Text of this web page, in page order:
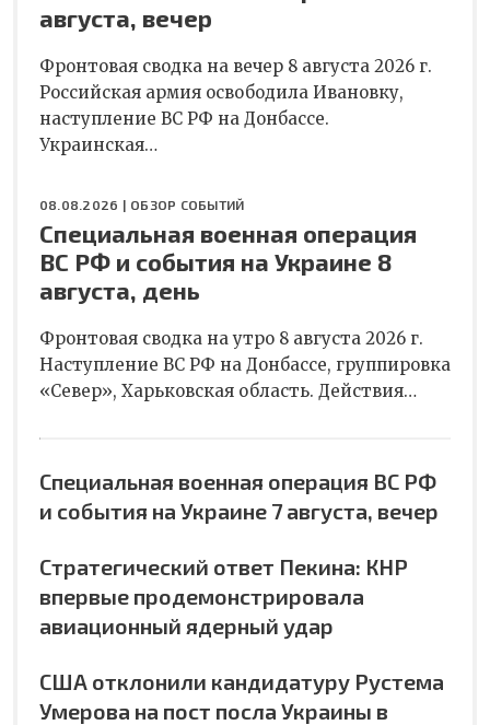
августа, вечер
Фронтовая сводка на вечер 8 августа 2026 г.
Российская армия освободила Ивановку,
наступление ВС РФ на Донбассе.
Украинская…
08.08.2026 | ОБЗОР СОБЫТИЙ
Специальная военная операция
ВС РФ и события на Украине 8
августа, день
Фронтовая сводка на утро 8 августа 2026 г.
Наступление ВС РФ на Донбассе, группировка
«Север», Харьковская область. Действия…
Специальная военная операция ВС РФ
и события на Украине 7 августа, вечер
Стратегический ответ Пекина: КНР
впервые продемонстрировала
авиационный ядерный удар
США отклонили кандидатуру Рустема
Умерова на пост посла Украины в